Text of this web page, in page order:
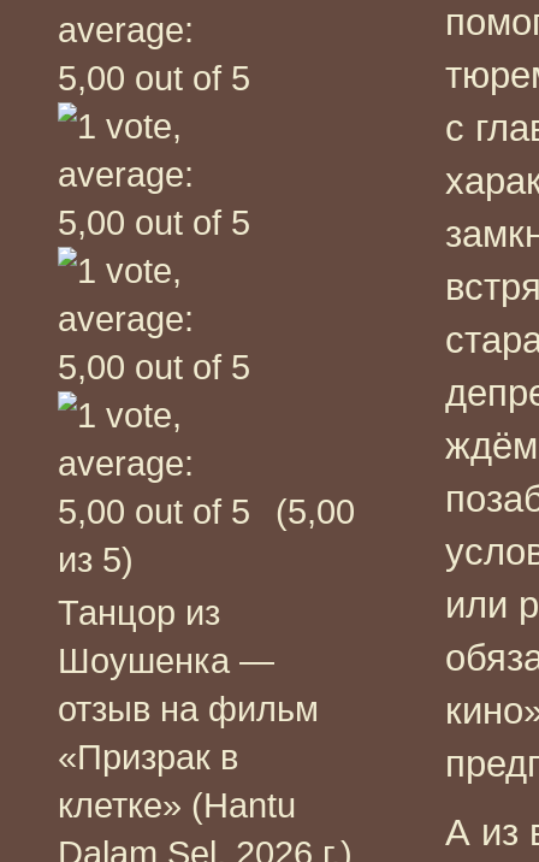
(5,00
из 5)
Танцор из
Шоушенка —
отзыв на фильм
«Призрак в
клетке» (Hantu
Dalam Sel, 2026 г.)
с
ждём
или
А из